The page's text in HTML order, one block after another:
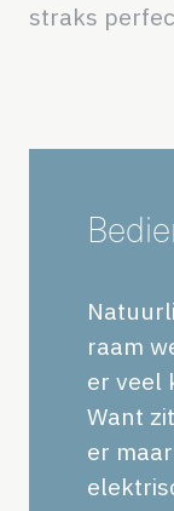
straks
raam
er veel
Want
er